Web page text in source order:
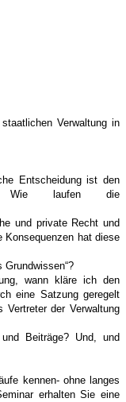
Verwaltung in
Entscheidung ist den
Wie laufen die
und private Recht und
Konsequenzen hat diese
Grundwissen“?
wann kläre ich den
eine Satzung geregelt
der Verwaltung
Beiträge? Und, und
kennen- ohne langes
erhalten Sie eine